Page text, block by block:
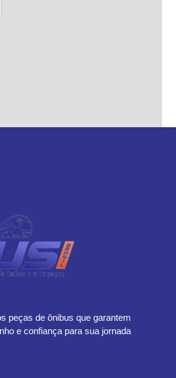
peças de ônibus que garantem
e confiança para sua jornada